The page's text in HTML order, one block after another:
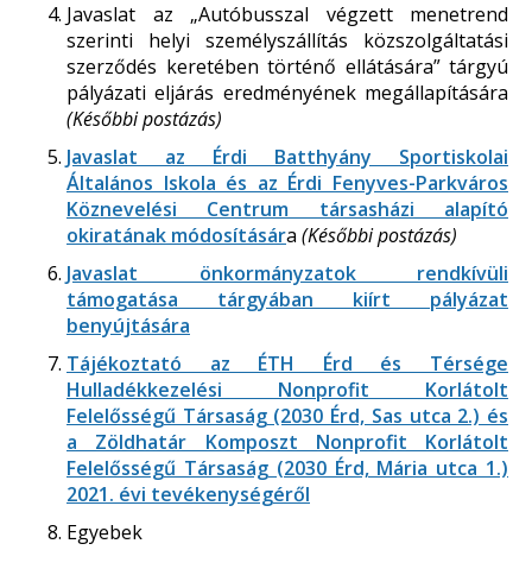
Javaslat az „Autóbusszal végzett menetrend
szerinti helyi személyszállítás közszolgáltatási
szerződés keretében történő ellátására” tárgyú
pályázati eljárás eredményének megállapítására
(Későbbi postázás)
Javaslat az Érdi Batthyány Sportiskolai
Általános Iskola és az Érdi Fenyves-Parkváros
Köznevelési Centrum társasházi alapító
okiratának módosítására (Későbbi postázás)
Javaslat önkormányzatok rendkívüli
támogatása tárgyában kiírt pályázat
benyújtására
Tájékoztató az ÉTH Érd és Térsége
Hulladékkezelési Nonprofit Korlátolt
Felelősségű Társaság (2030 Érd, Sas utca 2.) és
a Zöldhatár Komposzt Nonprofit Korlátolt
Felelősségű Társaság (2030 Érd, Mária utca 1.)
2021. évi tevékenységéről
Egyebek